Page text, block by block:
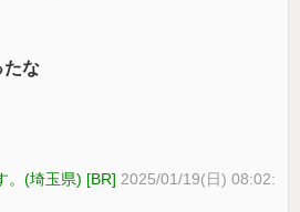
たな
。(埼玉県) [BR] 2025/01/19(日) 08:02: